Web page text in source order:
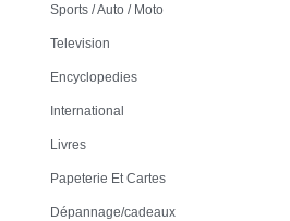
Sports / Auto / Moto
Television
Encyclopedies
International
Livres
Papeterie Et Cartes
Dépannage/cadeaux